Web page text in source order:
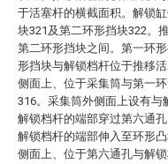
于活塞杆的横截面积。解锁
块321及第二环形挡块322。
第二环形挡块之间。第一环
形挡块与解锁档杆位于推移
侧面上、位于采集筒与第一
316。采集筒外侧面上设有与
解锁档杆的端部穿过第六通
解锁档杆的端部伸入至环形
侧面上、位于第六通孔与解